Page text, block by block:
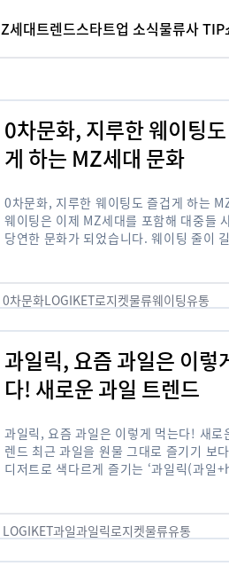
Z세대트렌드스타트업 소식물류사 TIP
0차문화, 지루한 웨이팅
게 하는 MZ세대 문화
0차문화, 지루한 웨이팅도 즐겁게 하는
웨이팅은 이제 MZ세대를 포함해 대중들
당연한 문화가 되었습니다. 웨이팅 줄이
0차문화LOGIKET로지켓물류웨이팅유통
과일릭, 요즘 과일은 이렇
다! 새로운 과일 트렌드
과일릭, 요즘 과일은 이렇게 먹는다! 새로
렌드 최근 과일을 원물 그대로 즐기기 보
디저트로 색다르게 즐기는 ‘과일릭(과일
…
LOGIKET과일과일릭로지켓물류유통